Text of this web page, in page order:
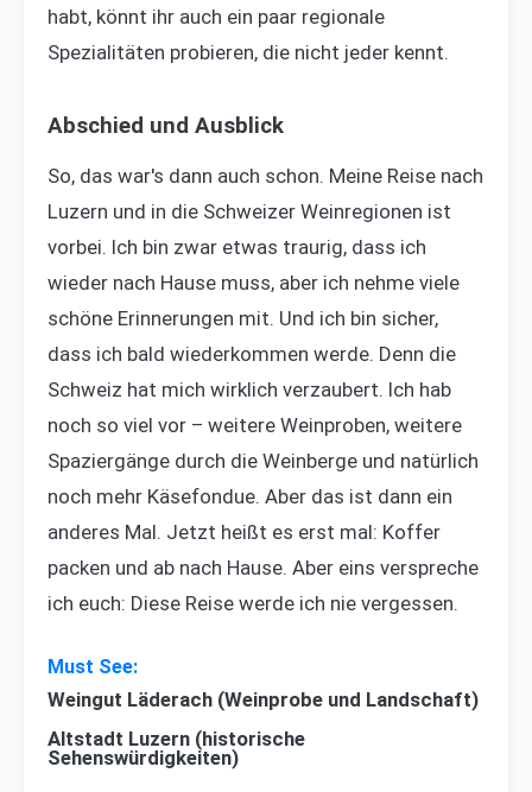
habt, könnt ihr auch ein paar regionale
Spezialitäten probieren, die nicht jeder kennt.
Abschied und Ausblick
So, das war's dann auch schon. Meine Reise nach
Luzern und in die Schweizer Weinregionen ist
vorbei. Ich bin zwar etwas traurig, dass ich
wieder nach Hause muss, aber ich nehme viele
schöne Erinnerungen mit. Und ich bin sicher,
dass ich bald wiederkommen werde. Denn die
Schweiz hat mich wirklich verzaubert. Ich hab
noch so viel vor – weitere Weinproben, weitere
Spaziergänge durch die Weinberge und natürlich
noch mehr Käsefondue. Aber das ist dann ein
anderes Mal. Jetzt heißt es erst mal: Koffer
packen und ab nach Hause. Aber eins verspreche
ich euch: Diese Reise werde ich nie vergessen.
Weingut Läderach (Weinprobe und Landschaft)
Altstadt Luzern (historische
Sehenswürdigkeiten)